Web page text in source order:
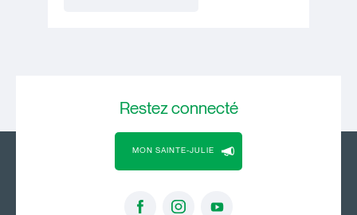
Restezconnecté
MON SAINTE-JULIE